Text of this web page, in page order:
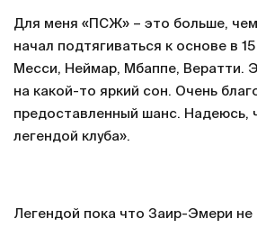
Для меня «ПСЖ» – это больше, чем
начал подтягиваться к основе в
Месси, Неймар, Мбаппе, Вератти.
на какой-то яркий сон. Очень
предоставленный шанс. Надеюсь,
легендой клуба».
Легендой пока что Заир-Эмери не